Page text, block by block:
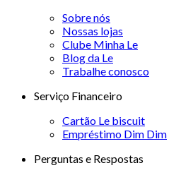
Sobre nós
Nossas lojas
Clube Minha Le
Blog da Le
Trabalhe conosco
Serviço Financeiro
Cartão Le biscuit
Empréstimo Dim Dim
Perguntas e Respostas